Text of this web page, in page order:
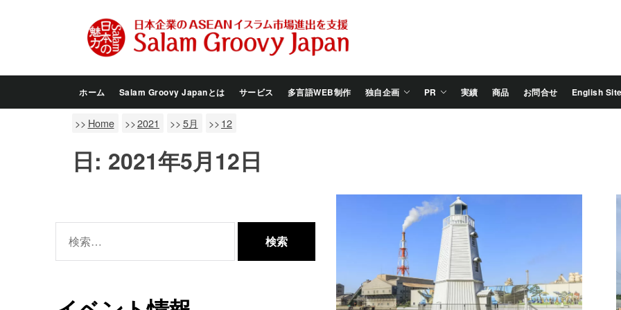
Groovy
Japan
ホーム Salam Groovy Japanとは サービス 多言語WEB制作 独自企画 PR 実績 商品 お問合せ English
Home 2021 5月 12
日: 2021年5月12日
索: